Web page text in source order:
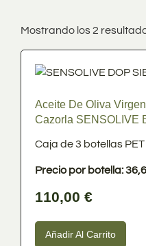
En stock
En oferta(0)
Categoría
Cosmética
Mostrando los 2
Aceite De Oliva
Cazorla SENSOLIVE
Caja de 3 botellas
Precio por botella:
110,00 €
Añadir Al Carrito